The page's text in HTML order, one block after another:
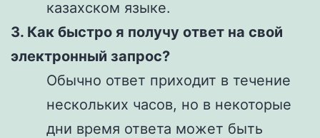
казахском языке.
3. Как быстро я получу ответ на свой
электронный запрос?
Обычно ответ приходит в течение
нескольких часов, но в некоторые
дни время ответа может быть